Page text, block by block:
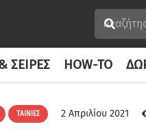
ΣΕΙΡΈΣ HOW-TO
ΤΑΙΝΊΕΣ 2 Απριλίου 2021